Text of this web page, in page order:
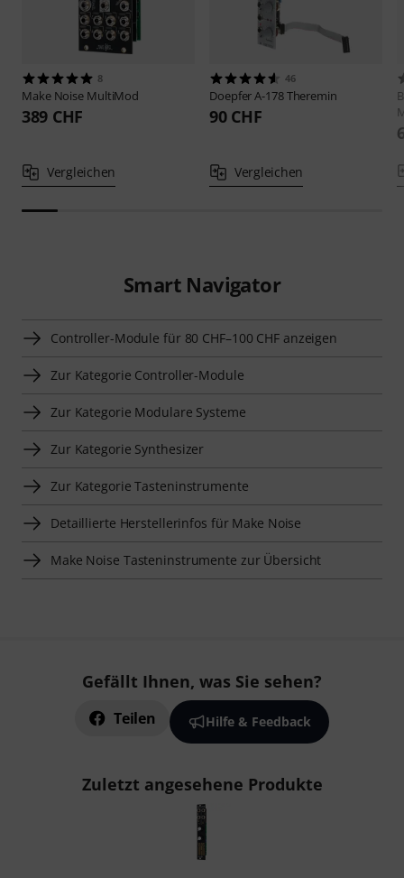
8
Make Noise MultiMod
389 CHF
Vergleichen
46
DoepferA-178 Theremin
90 CHF
Vergleichen
Smart Navigator
Controller-Module für 80 CHF–100 CHF anzeigen
Zur Kategorie Controller-Module
Zur Kategorie Modulare Systeme
Zur Kategorie Synthesizer
Zur Kategorie Tasteninstrumente
Detaillierte Herstellerinfos für Make Noise
Make Noise Tasteninstrumente zur Übersicht
Gefällt Ihnen, was Sie sehen?
Teilen Hilfe & Feedback
Zuletzt angesehene Produkte